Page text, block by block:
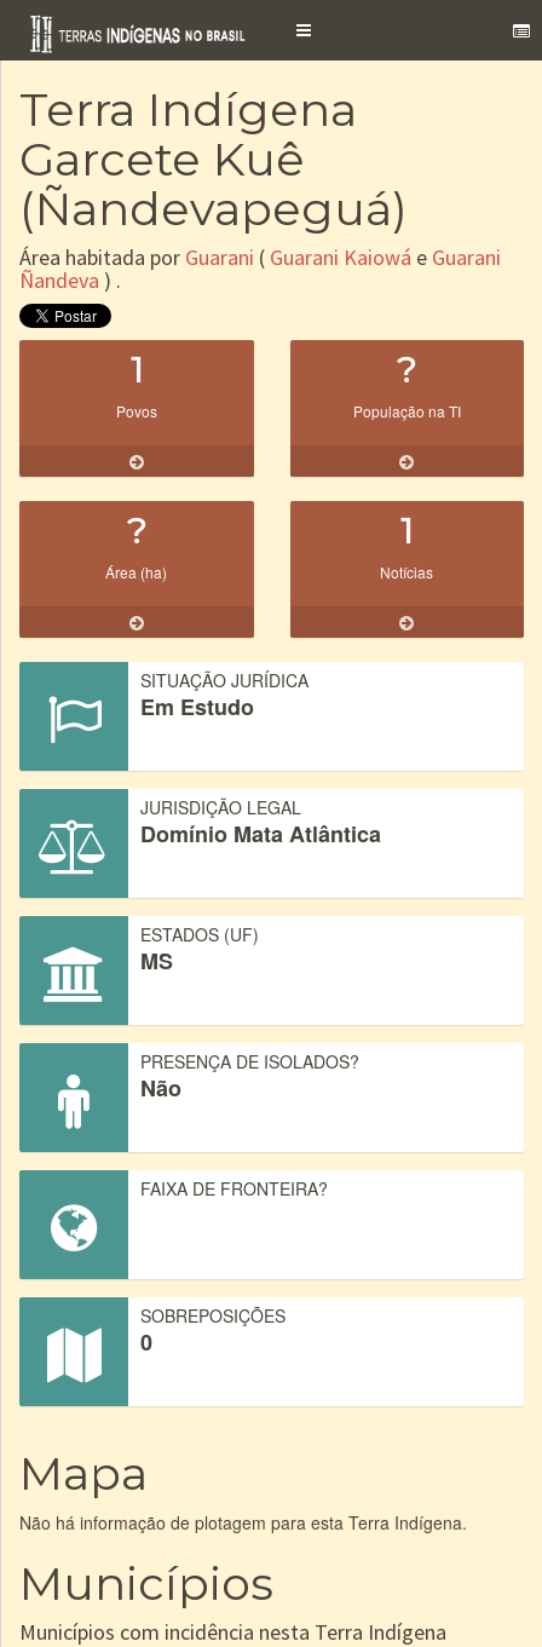
Toggle
Terra Indígena
Garcete Kuê
(Ñandevapeguá)
Área habitada por Guarani ( Guarani Kaiowá e Guarani
Ñandeva ) .
1
Povos
?
População na TI
?
Área (ha)
1
Notícias
SITUAÇÃO JURÍDICA
Em Estudo
JURISDIÇÃO LEGAL
Domínio Mata Atlântica
ESTADOS (UF)
MS
PRESENÇA DE ISOLADOS?
Não
FAIXA DE FRONTEIRA?
SOBREPOSIÇÕES
0
Mapa
Não há informação de plotagem para esta Terra Indígena.
Municípios
Municípios com incidência nesta Terra Indígena